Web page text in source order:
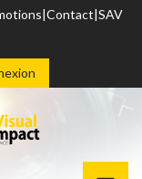
Contact SAV